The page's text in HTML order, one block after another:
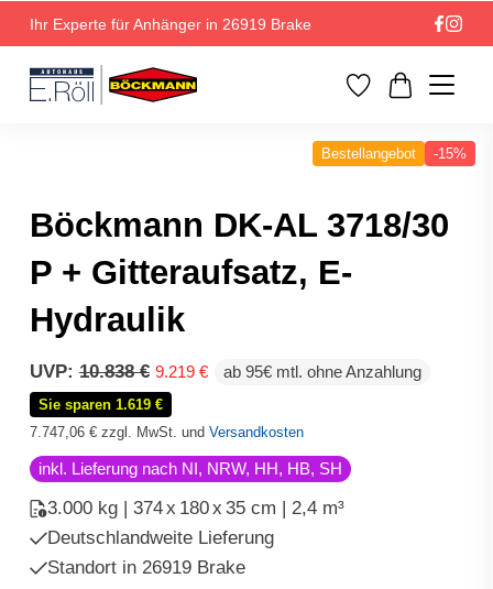
Ihr Experte für Anhänger in 26919 Brake
Bestellangebot -15%
Böckmann DK-AL 3718/30
P + Gitteraufsatz, E-
Hydraulik
UVP: 10.838€ Ursprünglicher
Preis
war:
10.838 €
9.219 €
Aktueller
9.219 €.
ab 95€ mtl. ohne Anzahlung
Sie sparen 1.619 €
7.747,06 €zzgl. MwSt. und Versandkosten
inkl. Lieferung nach NI, NRW, HH, HB, SH
3.000 kg | 374x180x35 cm | 2,4 m³
Deutschlandweite Lieferung
Standort in 26919 Brake